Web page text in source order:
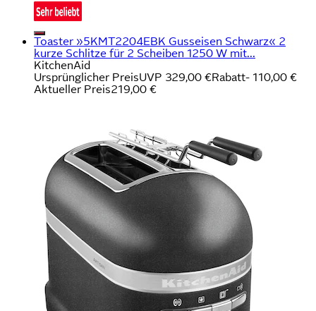
Toaster »5KMT2204EBK Gusseisen Schwarz« 2
kurze Schlitze für 2 Scheiben 1250 W mit...
KitchenAid
Ursprünglicher PreisUVP 329,00 €Rabatt- 110,00 €
Aktueller Preis219,00 €